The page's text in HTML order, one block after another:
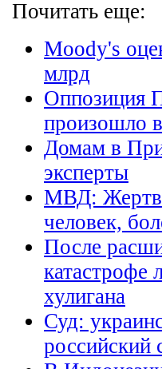
Почитать еще:
Moody's
млрд
Оппозиция
произошло в
Домам в
эксперты
МВД:
человек,
После
катастрофе
хулигана
Суд:
российский